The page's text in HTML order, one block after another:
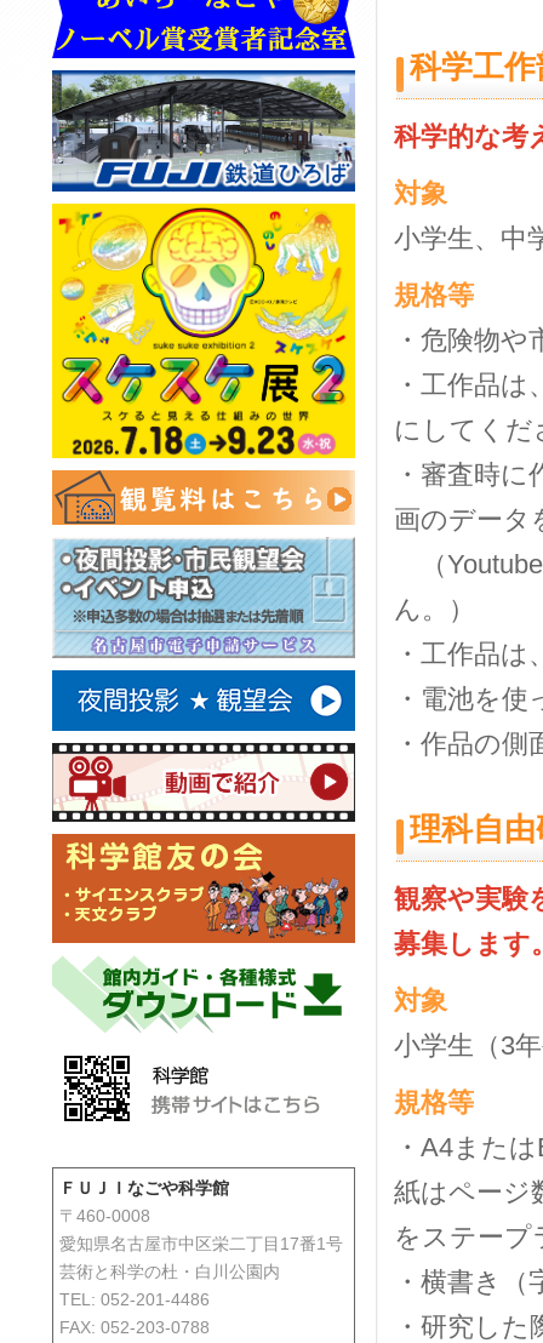
科学工作
科学的な考
対象
小学生、中
規格等
・危険物
・工作品
にしてくだ
・審査時
画のデ
（Youtube
ん。）
・工作品
・電池を
・作品の
理科自
観察や実験
募集します
対象
小学生（3
規格等
・A4また
紙はページ
をステープ
・横書き
・研究し
ＦＵＪＩなごや科学館
〒460-0008
愛知県名古屋市中区栄二丁目17番1号
芸術と科学の杜・白川公園内
TEL: 052-201-4486
FAX: 052-203-0788